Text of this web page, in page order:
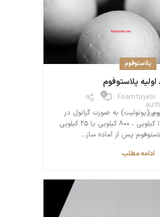
پلاستوفوم
اولیه پلاستوفوم
Foamtayebi
0
(یونولیت) به صورت گرانول در
بسته بندی های 1000 کیلویی ، 800 کیلویی یا 25 کیلویی
پس از آماده ساز...
ادامه مطلب